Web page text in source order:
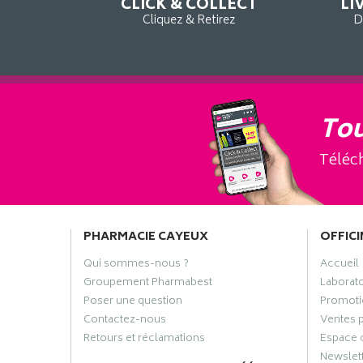
CLICK & COLLECT
Cliquez & Retirez
PHARMACIE CAYEUX
Qui sommes-nous ?
Groupement Pharmabest
Poser une question
Contactez-nous
Retours et réclamations
Accueil
Ventes
Espace